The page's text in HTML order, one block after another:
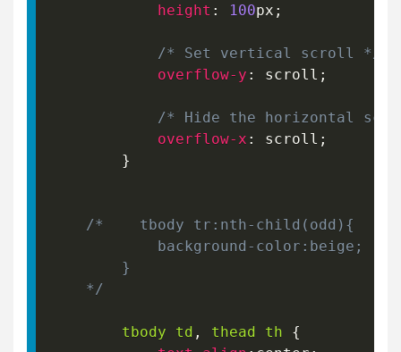
height : 100px ;
/* Set vertical scroll */
overflow-y : scroll ;
/* Hide the horizontal
overflow-x : scroll ;
}
/*    tbody tr:nth-child(odd){
            background-color:beige;
        }
    */
tbody td , thead th
{